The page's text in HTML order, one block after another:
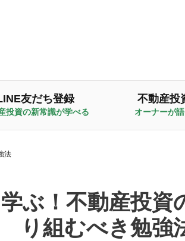
友だち登録
投資の新常識が学べる
不動産投
オーナーが
法
ぶ！不動産投資
り組むべき勉強